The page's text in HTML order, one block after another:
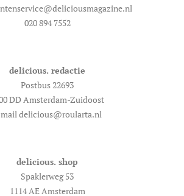
020 894 7552
delicious. redactie
Postbus 22693
DD Amsterdam-Zuidoost
delicious@roularta.nl
delicious. shop
Spaklerweg 53
1114 AE Amsterdam